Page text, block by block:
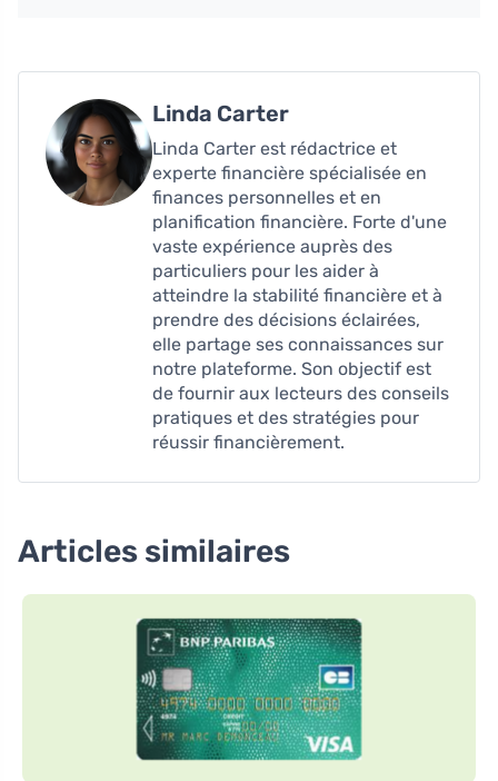
Linda Carter
Linda Carter est rédactrice et
experte financière spécialisée en
finances personnelles et en
planification financière. Forte d'une
vaste expérience auprès des
particuliers pour les aider à
atteindre la stabilité financière et à
prendre des décisions éclairées,
elle partage ses connaissances sur
notre plateforme. Son objectif est
de fournir aux lecteurs des conseils
pratiques et des stratégies pour
réussir financièrement.
Articles similaires